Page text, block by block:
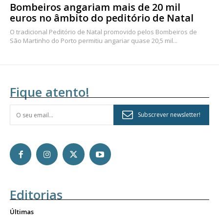
Bombeiros angariam mais de 20 mil
euros no âmbito do peditório de Natal
O tradicional Peditório de Natal promovido pelos Bombeiros de
São Martinho do Porto permitiu angariar quase 20,5 mil...
Fique atento!
Subscrever newsletter!
Editorias
Últimas